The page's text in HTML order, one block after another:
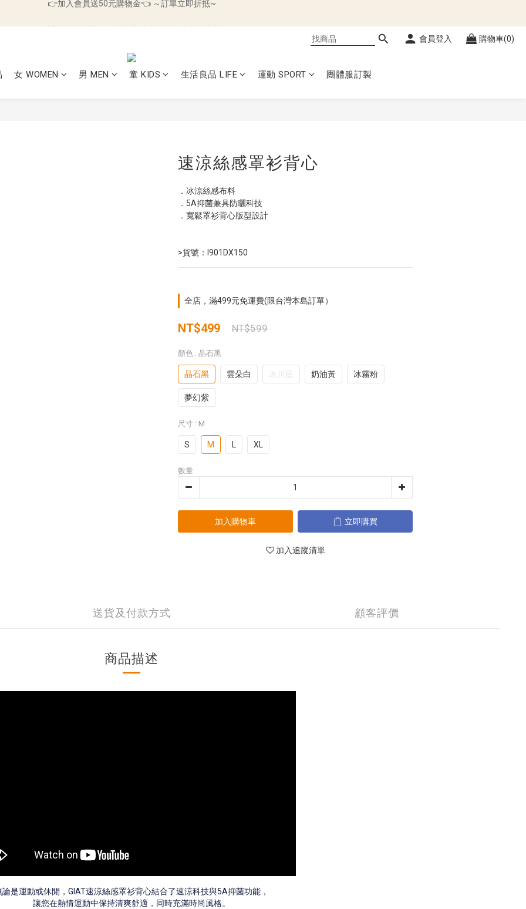
會員登入 購物車(0)
女 WOMEN 男 MEN 童 KIDS 生活良品 LIFE 運動 SPORT 團體服訂製
速涼絲感罩衫背心
．冰涼絲感布料
．5A抑菌兼具防曬科技
．寬鬆罩衫背心版型設計
>貨號：I901DX150
全店，滿499元免運費(限台灣本島訂單）
NT$499 NT$599
顏色 : 晶石黑
晶石黑 雲朵白 冰川藍 奶油黃 冰霧粉
夢幻紫
尺寸 : M
S M XL
數量
加入購物車 立即購買
加入追蹤清單
送貨及付款方式 顧客評價
商品描述
論是運動或休閒， GIAT速涼絲感罩衫背心結合了速涼科技與5A抑菌功能，
讓您在熱情運動中保持清爽舒適，同時充滿時尚風格。